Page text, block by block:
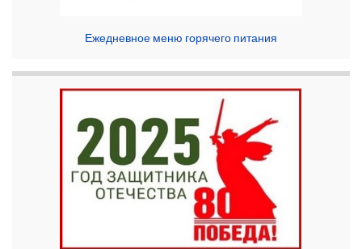
Ежедневное меню горячего питания